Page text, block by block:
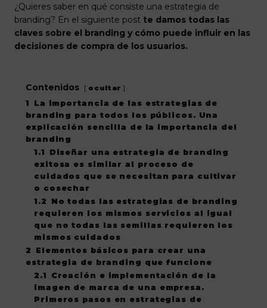
¿Quieres saber en qué consiste una estrategia de
branding? En el siguiente post te damos todas las
claves sobre el branding y cómo puede influir en las
decisiones de compra de los usuarios.
Contenidos ocultar
1
La importancia de las estrategias de
branding para todos los públicos. Una
explicación sencilla de la importancia del
branding
1.1
Diseñar una estrategia de branding
exitosa es similar al proceso de
cuidados que se necesitan para cultivar
o cosechar
1.2
No todas las estrategias de branding
requieren los mismos servicios al igual
que no todas las semillas requieren los
mismos cuidados
2
Elementos básicos para crear una
estrategia de branding que funcione
2.1
Creación e implementación de la
imagen de marca de una empresa.
Primeros pasos en estrategias de